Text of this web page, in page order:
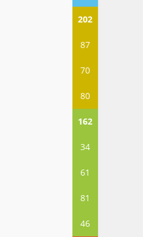
202
87
70
80
162
34
61
81
46